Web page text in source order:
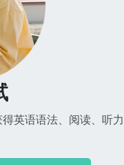
英语语法、阅读、听力